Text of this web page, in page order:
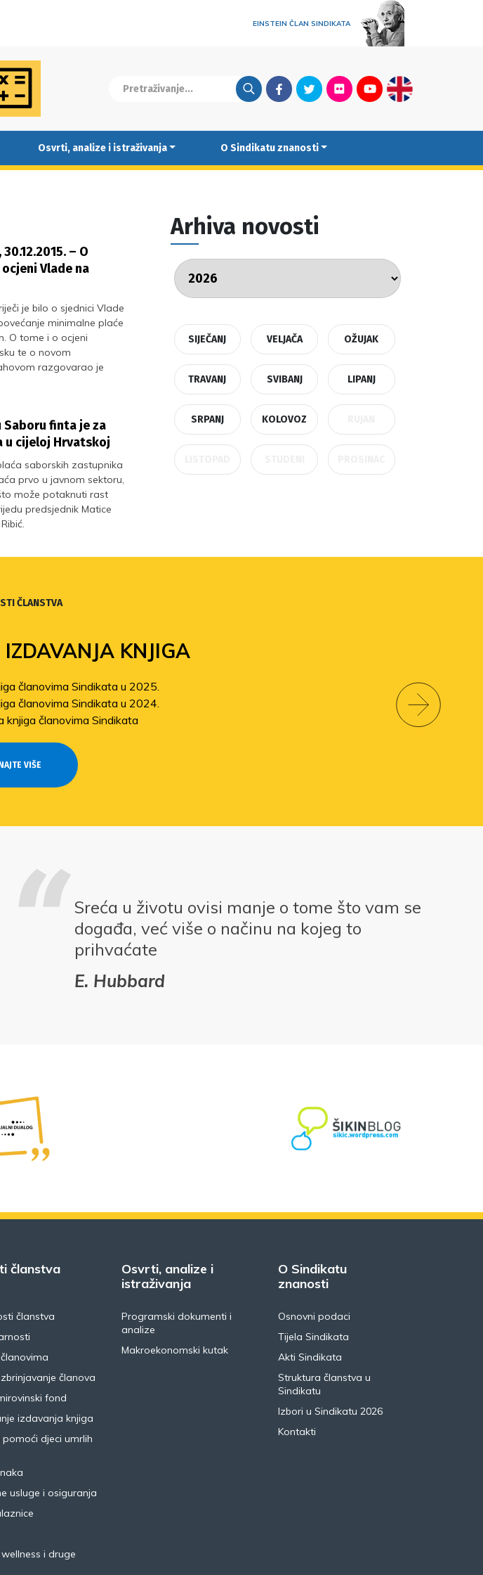
EINSTEIN ČLAN SINDIKATA
FacebookTwitterFlickrYoutubeEnglish
Osvrti, analize i istraživanja O Sindikatu znanosti
– O
Vlade na
je bilo o sjednici Vlade
minimalne plaće
O tome i o ocjeni
te o novom
razgovarao je
Saboru finta je za
u cijeloj Hrvatskoj
saborskih zastupnika
prvo u javnom sektoru,
može potaknuti rast
predsjednik Matice
Arhiva novosti
SIJEČANJ VELJAČA OŽUJAK
TRAVANJ SVIBANJ LIPANJ
SRPANJ KOLOVOZ
ČLANSTVA
KNJIGA
članovima Sindikata u 2025.
članovima Sindikata u 2024.
knjiga članovima Sindikata
VIŠE
Sreća u životu ovisi manje o tome što vam se
događa, već više o načinu na kojeg to
prihvaćate
E. Hubbard
članstva
članstva
članova
fond
izdavanja knjiga
djeci umrlih
usluge i osiguranja
i druge
Osvrti, analize i
istraživanja
Programski dokumenti i
analize
Makroekonomski kutak
O Sindikatu
znanosti
Osnovni podaci
Tijela Sindikata
Akti Sindikata
Struktura članstva u
Sindikatu
Izbori u Sindikatu 2026
Kontakti